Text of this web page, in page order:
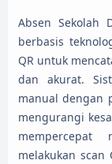
Absen Sekolah
berbasis
QR untuk
dan akurat.
manual dengan
mengurangi
mempercepat
melakukan